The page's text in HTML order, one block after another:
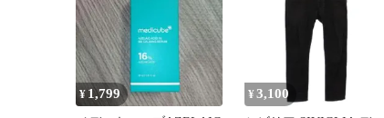
¥ 1,799 ¥ 3,100